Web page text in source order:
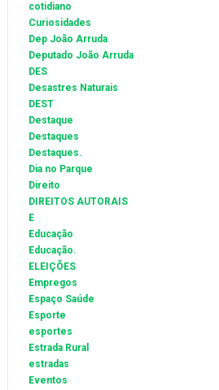
cotidiano
Curiosidades
Dep João Arruda
Deputado João Arruda
DES
Desastres Naturais
DEST
Destaque
Destaques
Destaques.
Dia no Parque
Direito
DIREITOS AUTORAIS
E
Educação
Educação.
ELEIÇÕES
Empregos
Espaço Saúde
Esporte
esportes
Estrada Rural
estradas
Eventos